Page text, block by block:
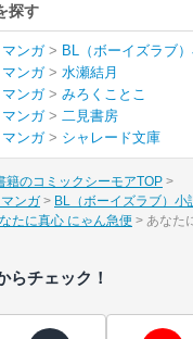
探す
ンガ> BL（ボーイズラブ
ンガ> 水瀬結月
ンガ> みろくことこ
ンガ> 二見書房
ンガ> シャレード文庫
籍のコミックシーモアTOP
ンガ
BL（ボーイズラブ）小
たに真心 にゃん急便 あなた
らチェック！